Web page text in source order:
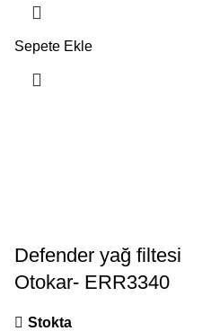
Sepete Ekle
Defender yağ filtesi
Otokar- ERR3340
Stokta